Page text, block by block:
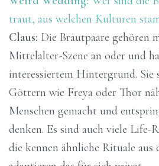
traut, aus welchen Kulturen
Claus: Die Brautpaare gehören
Mittelalter-Szene an oder und
interessiertem Hintergrund. Sie
Göttern wie Freya oder Thor
Menschen gemacht und
denken. Es sind auch viele Life-
die kennen ähnliche Rituale aus